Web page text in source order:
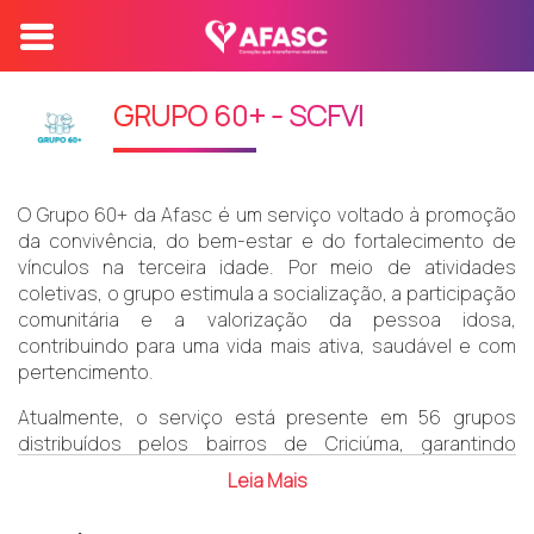
GRUPO 60+ - SCFVI
O Grupo 60+ da Afasc é um serviço voltado à promoção
da convivência, do bem-estar e do fortalecimento de
vínculos na terceira idade. Por meio de atividades
coletivas, o grupo estimula a socialização, a participação
comunitária e a valorização da pessoa idosa,
contribuindo para uma vida mais ativa, saudável e com
pertencimento.
Atualmente, o serviço está presente em 56 grupos
distribuídos pelos bairros de Criciúma, garantindo
acesso próximo às comunidades e fortalecendo os
vínculos entre os participantes.
Leia Mais